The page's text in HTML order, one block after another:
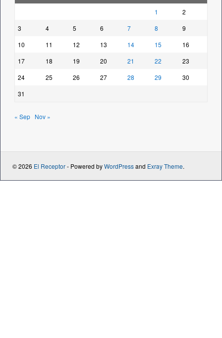
1
2
3
4 5 6 7 8
9
10
11 12 13 14 15
16
17
18 19 20 21 22
23
24
25 26 27 28 29
30
31
« Sep Nov »
© 2026 El Receptor- Powered byWordPressand Exray Theme.